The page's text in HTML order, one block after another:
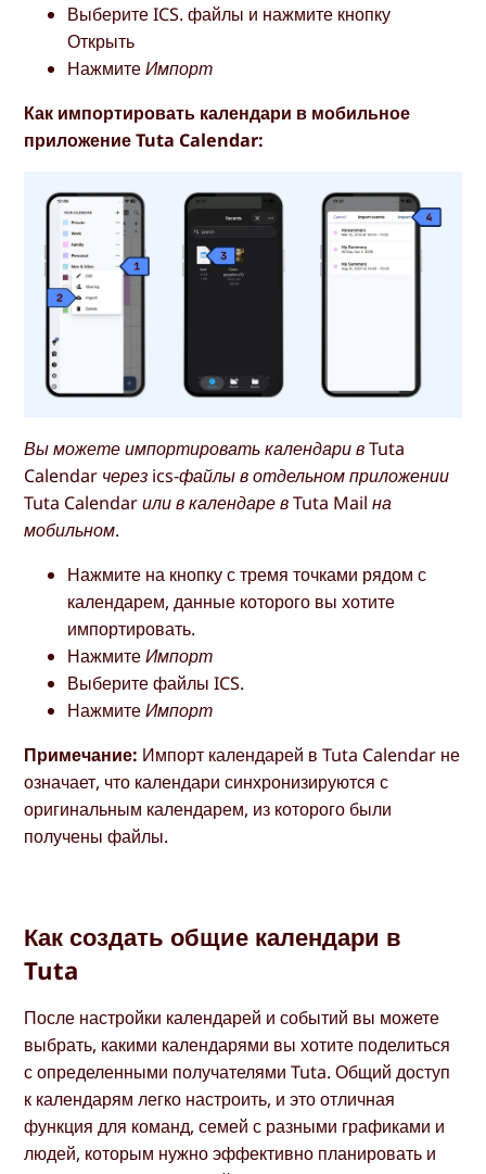
Выберите ICS. файлы и нажмите кнопку
Открыть
НажмитеИмпорт
Как импортировать календари в мобильное
приложение Tuta Calendar:
Вы можете импортировать календари в Tuta
Calendar через ics-файлы в отдельном приложении
Tuta Calendar или в календаре в Tuta Mail на
мобильном.
Нажмите на кнопку с тремя точками рядом с
календарем, данные которого вы хотите
импортировать.
НажмитеИмпорт
Выберите файлы ICS.
НажмитеИмпорт
Примечание: Импорт календарей в Tuta Calendar не
означает, что календари синхронизируются с
оригинальным календарем, из которого были
получены файлы.
Как создать общие календари в
Tuta
После настройки календарей и событий вы можете
выбрать, какими календарями вы хотите поделиться
с определенными получателями Tuta. Общий доступ
к календарям легко настроить, и это отличная
функция для команд, семей с разными графиками и
людей, которым нужно эффективно планировать и